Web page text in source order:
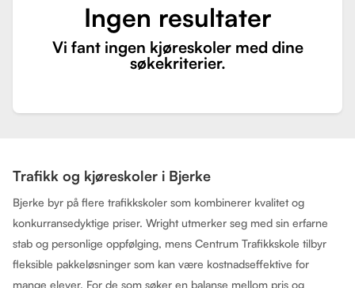
Ingen resultater
Vi fant ingen kjøreskoler med dine
søkekriterier.
Trafikk og kjøreskoler i Bjerke
Bjerke byr på flere trafikkskoler som kombinerer kvalitet og
konkurransedyktige priser. Wright utmerker seg med sin erfarne
stab og personlige oppfølging, mens Centrum Trafikkskole tilbyr
fleksible pakkeløsninger som kan være kostnadseffektive for
mange elever. For de som søker en balanse mellom pris og